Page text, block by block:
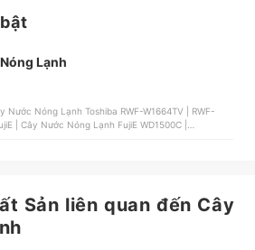
Lạnh
Nước Nóng Lạnh Toshiba RWF-W1664TV | RWF-
| Cây Nước Nóng Lạnh FujiE WD1500C |
Sản liên quan đến Cây